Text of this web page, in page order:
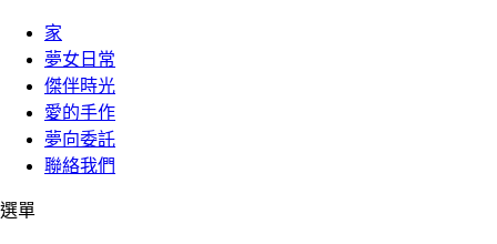
家
夢女日常
傑伴時光
愛的手作
夢向委託
聯絡我們
選單